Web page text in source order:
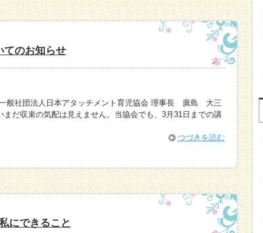
てのお知らせ
般社団法人日本アタッチメント育児協会 理事長 廣島 大三
だ収束の気配は見えません。当協会でも、3月31日までの講
つづきを読む
にできること